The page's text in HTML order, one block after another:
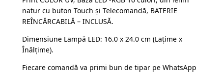
a
fost:
este:
109,99 lei.
natur cu buton Touch și Telecomandă, BATERIE
REÎNCĂRCABILĂ – INCLUSĂ.
Dimensiune Lampă LED: 16.0 x 24.0 cm (Lațime x
Înălțime).
Fiecare comandă va primi bun de tipar pe WhatsApp